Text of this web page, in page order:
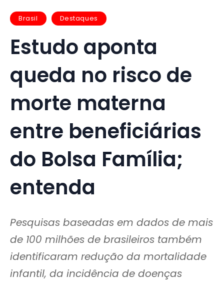
Brasil Destaques
Estudo aponta
queda no risco de
morte materna
entre beneficiárias
do Bolsa Família;
entenda
Pesquisas baseadas em dados de mais
de 100 milhões de brasileiros também
identificaram redução da mortalidade
infantil, da incidência de doenças